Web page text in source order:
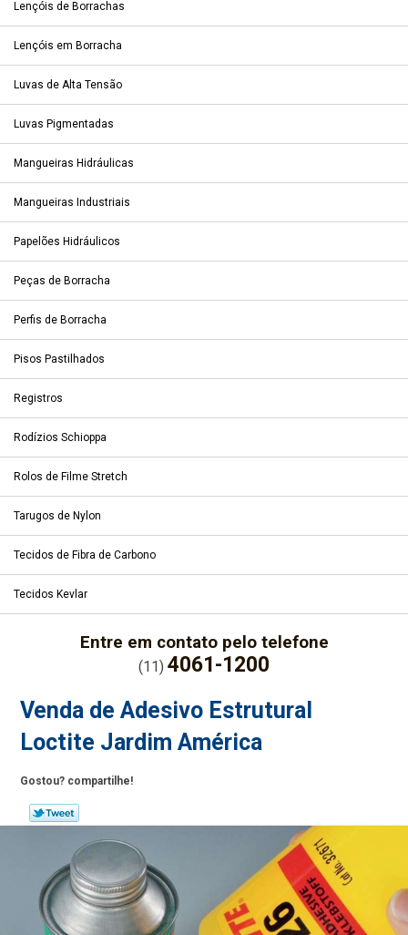
Lençóis de Borrachas
Lençóis em Borracha
Luvas de Alta Tensão
Luvas Pigmentadas
Mangueiras Hidráulicas
Mangueiras Industriais
Papelões Hidráulicos
Peças de Borracha
Perfis de Borracha
Pisos Pastilhados
Registros
Rodízios Schioppa
Rolos de Filme Stretch
Tarugos de Nylon
Tecidos de Fibra de Carbono
Tecidos Kevlar
Entre em contato pelo telefone
(11) 4061-1200
Venda de Adesivo Estrutural
Loctite Jardim América
Gostou? compartilhe!